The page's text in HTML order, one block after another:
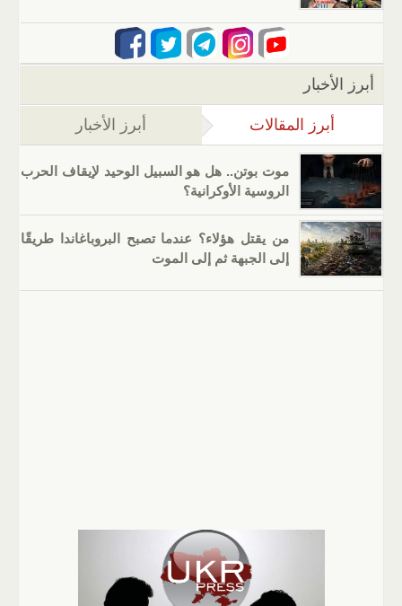
أبرز الأخبار
أبرز المقالات (علامة التبويب النشطة)
أبرز الأخبار
موت بوتن.. هل هو السبيل الوحيد لإيقاف الحرب
الروسية الأوكرانية؟
من يقتل هؤلاء؟ عندما تصبح البروباغاندا طريقًا
إلى الجبهة ثم إلى الموت